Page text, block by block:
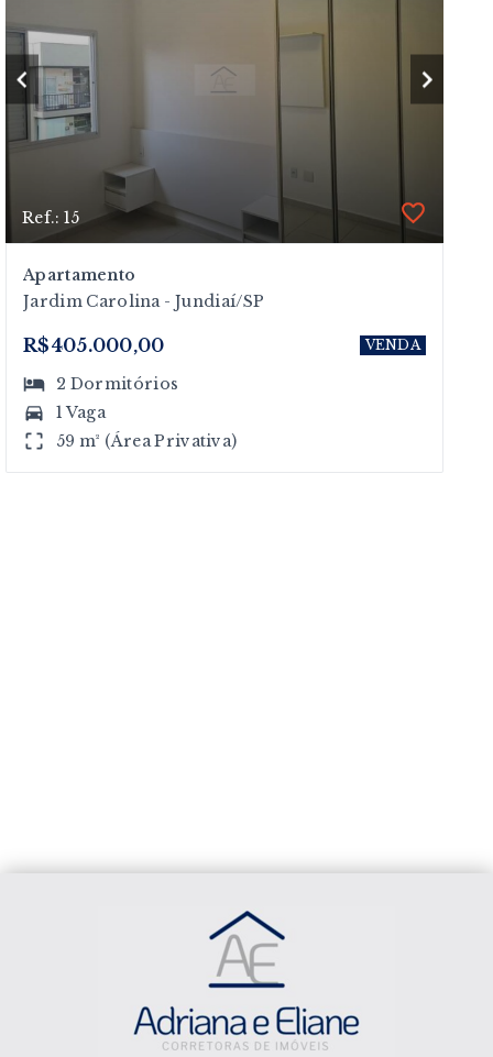
Ref.: 15
Apartamento
Jardim Carolina - Jundiaí/SP
R$405.000,00 VENDA
2 Dormitórios
1 Vaga
59 m² (Área Privativa)